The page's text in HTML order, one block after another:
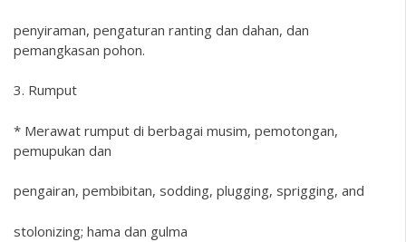
penyiraman, pengaturan ranting dan dahan, dan
pemangkasan pohon.
3. Rumput
* Merawat rumput di berbagai musim, pemotongan,
pemupukan dan
pengairan, pembibitan, sodding, plugging, sprigging, and
stolonizing; hama dan gulma